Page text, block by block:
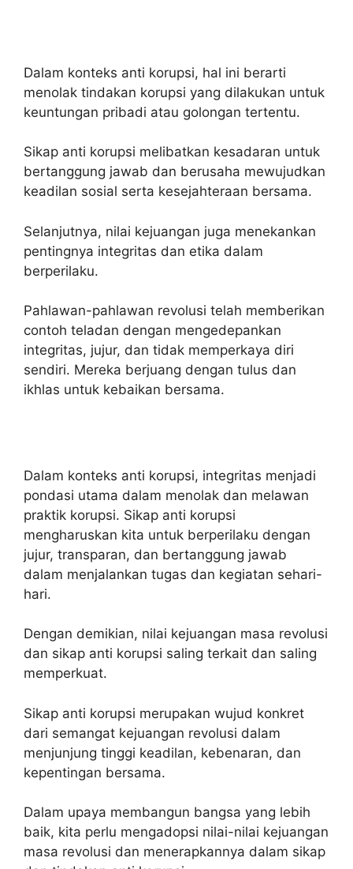
Dalam konteks anti korupsi, hal ini berarti
menolak tindakan korupsi yang dilakukan untuk
keuntungan pribadi atau golongan tertentu.
Sikap anti korupsi melibatkan kesadaran untuk
bertanggung jawab dan berusaha mewujudkan
keadilan sosial serta kesejahteraan bersama.
Selanjutnya, nilai kejuangan juga menekankan
pentingnya integritas dan etika dalam
berperilaku.
Pahlawan-pahlawan revolusi telah memberikan
contoh teladan dengan mengedepankan
integritas, jujur, dan tidak memperkaya diri
sendiri. Mereka berjuang dengan tulus dan
ikhlas untuk kebaikan bersama.
Dalam konteks anti korupsi, integritas menjadi
pondasi utama dalam menolak dan melawan
praktik korupsi. Sikap anti korupsi
mengharuskan kita untuk berperilaku dengan
jujur, transparan, dan bertanggung jawab
dalam menjalankan tugas dan kegiatan sehari-
hari.
Dengan demikian, nilai kejuangan masa revolusi
dan sikap anti korupsi saling terkait dan saling
memperkuat.
Sikap anti korupsi merupakan wujud konkret
dari semangat kejuangan revolusi dalam
menjunjung tinggi keadilan, kebenaran, dan
kepentingan bersama.
Dalam upaya membangun bangsa yang lebih
baik, kita perlu mengadopsi nilai-nilai kejuangan
masa revolusi dan menerapkannya dalam sikap